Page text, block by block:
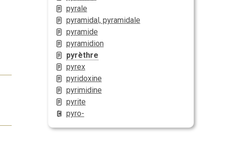
pyrale
pyramidal, pyramidale
pyramide
pyramidion
pyrèthre
pyrex
pyridoxine
pyrimidine
pyrite
pyro-